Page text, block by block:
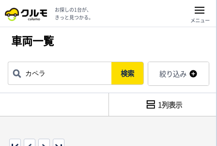
お探しの1台が、
きっと見つかる。
メニュー
車両一覧
検索 絞り込み
1列表示